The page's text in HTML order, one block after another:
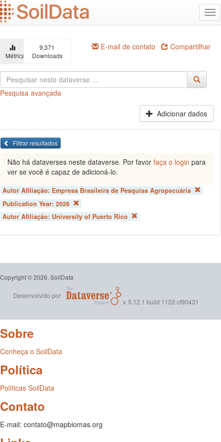
Ir
para
o
principal
Métricas
9,371
Downloads
E-mail de contato Compartilhar
Pesquisa avançada
Adicionar dados
Filtrar resultados
Não há dataverses neste dataverse. Por favor faça o login para
ver se você é capaz de adicioná-lo.
Autor Afiliação: Empresa Brasileira de Pesquisa Agropecuária
Publication Year: 2026
Autor Afiliação: University of Puerto Rico
Copyright © 2026, SoilData
Desenvolvido por
v. 5.12.1 build 1122-cf90431
Sobre
Conheça o SoilData
Política
Políticas SoilData
Contato
E-mail: contato@mapbiomas.org